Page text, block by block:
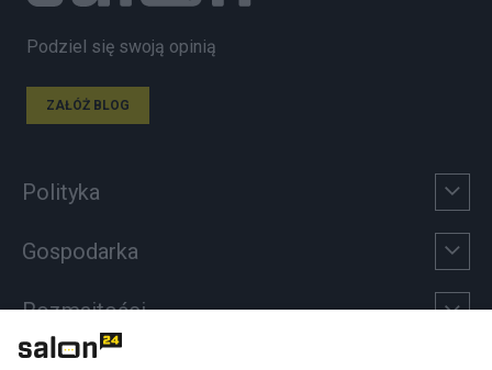
Podziel się swoją opinią
ZAŁÓŻ BLOG
Polityka
Gospodarka
Rozmaitości